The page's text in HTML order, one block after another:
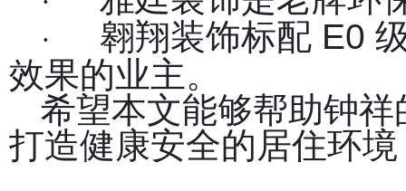
·
翱翔装饰标配 E0
效果的业主。
希望本文能够帮助钟
打造健康安全的居住环